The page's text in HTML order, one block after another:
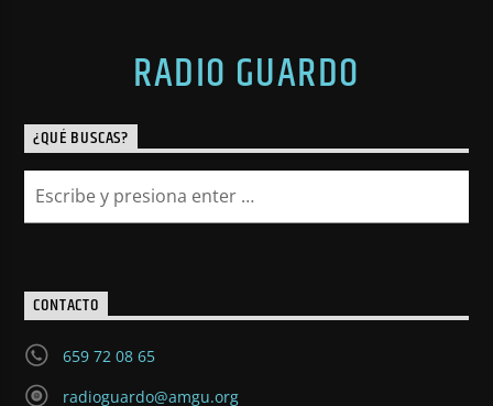
RADIO GUARDO
¿QUÉ BUSCAS?
CONTACTO
659 72 08 65
radioguardo@amgu.org